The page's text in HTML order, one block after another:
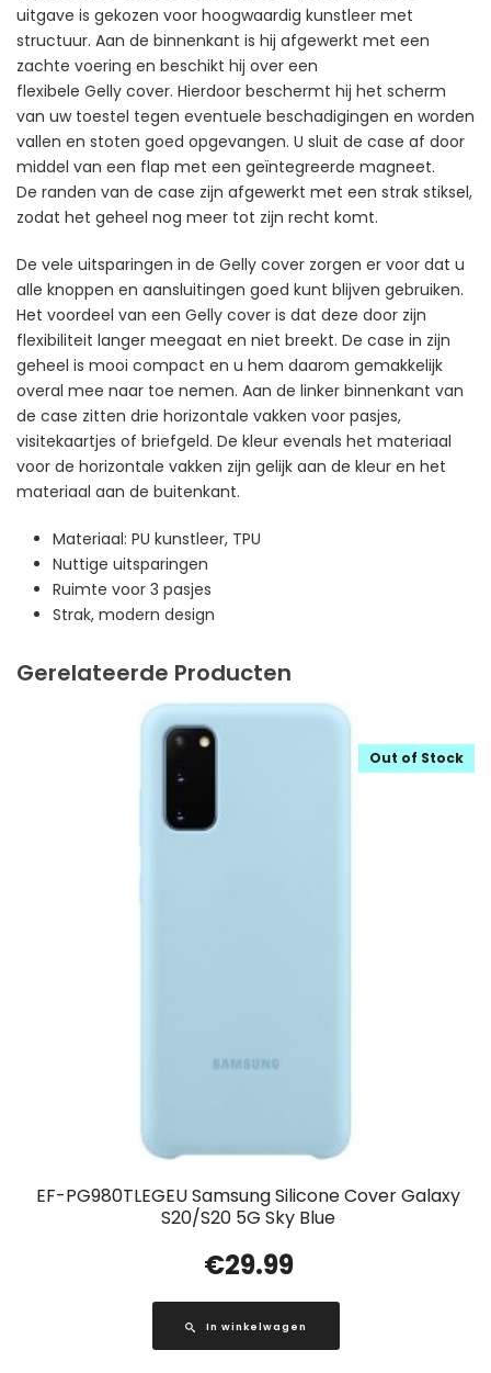
uitgave is gekozen voor hoogwaardig kunstleer met
structuur. Aan de binnenkant is hij afgewerkt met een
zachte voering en beschikt hij over een
flexibele Gelly cover. Hierdoor beschermt hij het scherm
van uw toestel tegen eventuele beschadigingen en worden
vallen en stoten goed opgevangen. U sluit de case af door
middel van een flap met een geïntegreerde magneet.
De randen van de case zijn afgewerkt met een strak stiksel,
zodat het geheel nog meer tot zijn recht komt.
De vele uitsparingen in de Gelly cover zorgen er voor dat u
alle knoppen en aansluitingen goed kunt blijven gebruiken.
Het voordeel van een Gelly cover is dat deze door zijn
flexibiliteit langer meegaat en niet breekt. De case in zijn
geheel is mooi compact en u hem daarom gemakkelijk
overal mee naar toe nemen. Aan de linker binnenkant van
de case zitten drie horizontale vakken voor pasjes,
visitekaartjes of briefgeld. De kleur evenals het materiaal
voor de horizontale vakken zijn gelijk aan de kleur en het
materiaal aan de buitenkant.
Materiaal: PU kunstleer, TPU
Nuttige uitsparingen
Ruimte voor 3 pasjes
Strak, modern design
Gerelateerde Producten
EF-PG980TLEGEU Samsung Silicone Cover Galaxy
S20/S20 5G Sky Blue
Out of Stock
€29.99
In winkelwagen